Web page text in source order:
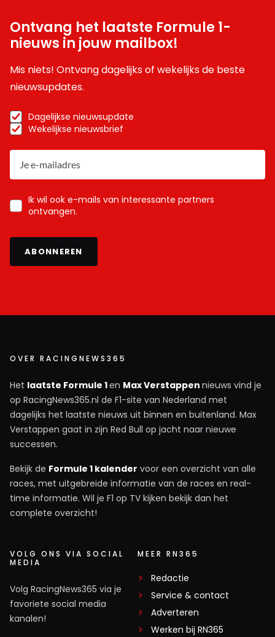
Ontvang het laatste Formule 1-
nieuws in jouw mailbox!
Mis niets! Ontvang dagelijks of wekelijks de beste
nieuwsupdates.
Dagelijkse nieuwsupdate
Wekelijkse nieuwsbrief
Ik wil ook e-mails van interessante partners
ontvangen.
ABONNEREN
OVER RACINGNEWS365
Het laatste Formule 1en Max Verstappen nieuws vind je
op RacingNews365.nl de F1-site van Nederland met
dagelijks het laatste nieuws uit binnen en buitenland. Max
Verstappen gaat in zijn Red Bull op jacht naar nieuwe
successen.
Bekijk de Formule 1 kalender voor een overzicht van alle
races, met uitgebreide informatie van de races en real-
time informatie. Wil je F1 op TV kijken bekijk dan het
complete overzicht!
VOLG ONS VIA SOCIAL
MEDIA
Volg RacingNews365 via je
favoriete social media
kanalen!
MEER RN365
Redactie
Service & contact
Adverteren
Werken bij RN365